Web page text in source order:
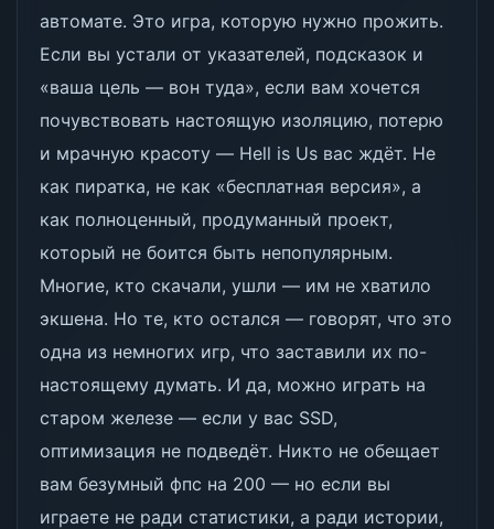
автомате. Это игра, которую нужно прожить.
Если вы устали от указателей, подсказок и
«ваша цель — вон туда», если вам хочется
почувствовать настоящую изоляцию, потерю
и мрачную красоту — Hell is Us вас ждёт. Не
как пиратка, не как «бесплатная версия», а
как полноценный, продуманный проект,
который не боится быть непопулярным.
Многие, кто скачали, ушли — им не хватило
экшена. Но те, кто остался — говорят, что это
одна из немногих игр, что заставили их по-
настоящему думать. И да, можно играть на
старом железе — если у вас SSD,
оптимизация не подведёт. Никто не обещает
вам безумный фпс на 200 — но если вы
играете не ради статистики, а ради истории,